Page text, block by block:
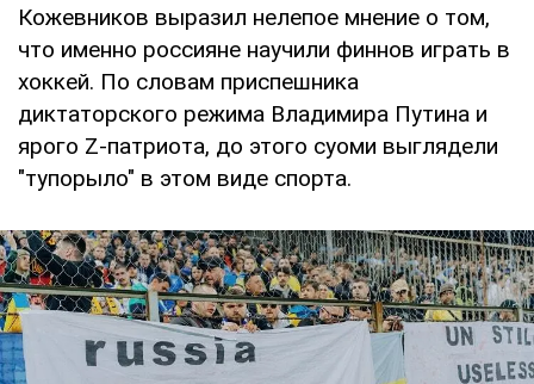
Кожевников выразил нелепое мнение о том,
что именно россияне научили финнов играть в
хоккей. По словам приспешника
диктаторского режима Владимира Путина и
ярого Z-патриота, до этого суоми выглядели
"тупорыло" в этом виде спорта.